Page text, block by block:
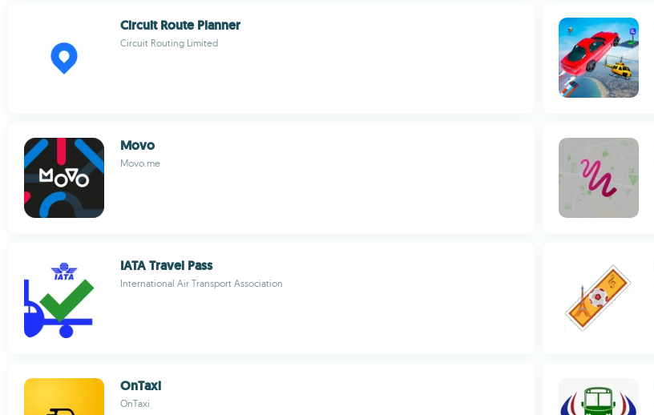
Circuit Route Planner
Circuit Routing Limited
Movo
Movo.me
IATA Travel Pass
International Air Transport Association
OnTaxi
OnTaxi